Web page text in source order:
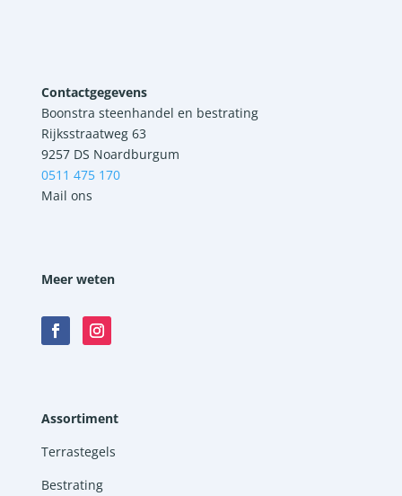
Contactgegevens
Boonstra steenhandel en bestrating
Rijksstraatweg 63
9257 DS Noardburgum
0511 475 170
Mail ons
Meer weten
Assortiment
Terrastegels
Bestrating